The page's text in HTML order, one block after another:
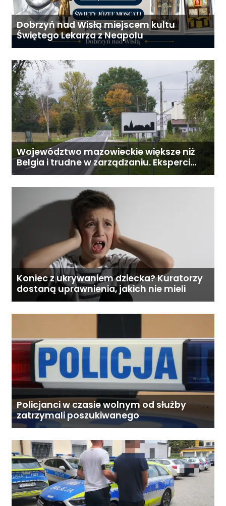
Dobrzyń nad Wisłą miejscem kultu
Świętego Lekarza z Neapolu
Województwo mazowieckie większe niż
Belgia i trudne w zarządzaniu. Eksperci
proponują podział centralnej Polski
Koniec z ukrywaniem dziecka? Kuratorzy
dostaną uprawnienia, jakich nie mieli
Policjanci w czasie wolnym od służby
zatrzymali poszukiwanego